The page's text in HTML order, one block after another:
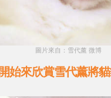
圖片來自：雪代薰 微博
始來欣賞雪代薰將